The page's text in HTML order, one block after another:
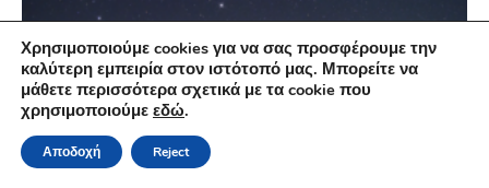
Χρησιμοποιούμε cookies για να σας προσφέρουμε την
καλύτερη εμπειρία στον ιστότοπό μας. Μπορείτε να
μάθετε περισσότερα σχετικά με τα cookie που
χρησιμοποιούμε εδώ.
Αποδοχή Reject